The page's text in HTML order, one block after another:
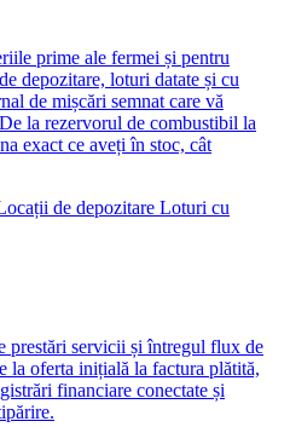
prime ale fermei și pentru
depozitare, loturi datate și cu
de mișcări semnat care vă
la rezervorul de combustibil la
exact ce aveți în stoc, cât
de depozitare Loturi cu
prestări servicii și întregul flux de
oferta inițială la factura plătită,
financiare conectate și